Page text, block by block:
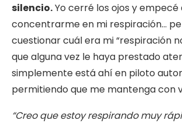
silencio.Yo cerré los ojos y empecé
concentrarme en mi respiración…
cuestionar cuál era mi “respiración
que alguna vez le haya prestado
simplemente está ahí en piloto
permitiendo que me mantenga con
“Creo que estoy respirando muy